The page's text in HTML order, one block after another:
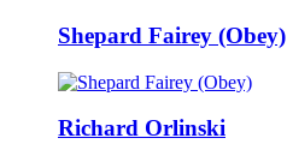
Shepard Fairey (Obey)
Richard Orlinski